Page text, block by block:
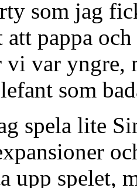
som jag
pappa
vi var yngre,
som
spela lite
upp spelet,